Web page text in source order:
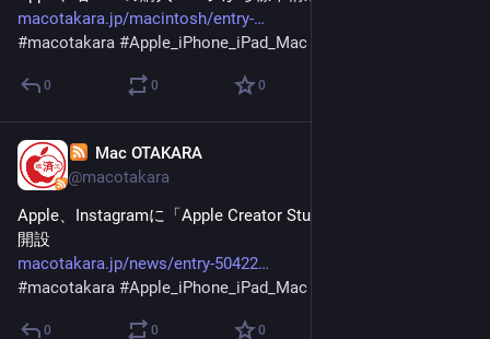
macotakara.jp/macintosh/entry-
#macotakara #Apple_iPhone_iPad_Mac
0 0 0
Mac OTAKARA
@macotakara
Apple、Instagramに「Apple Creator Studio」のアカウントを
開設
macotakara.jp/news/entry-50422
#macotakara #Apple_iPhone_iPad_Mac
0 0 0